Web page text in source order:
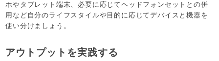
ホやタブレット端末、必要に応じてヘッドフォンセットとの併
用など自分のライフスタイルや目的に応じてデバイスと機器を
使い分けましょう。
アウトプットを実践する